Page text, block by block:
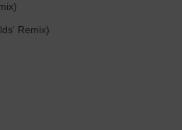
Remix)